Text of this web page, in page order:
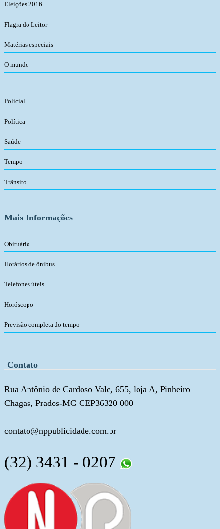
Eleições 2016
Flagra do Leitor
Matérias especiais
O mundo
Policial
Política
Saúde
Tempo
Trânsito
Mais Informações
Obituário
Horários de ônibus
Telefones úteis
Horóscopo
Previsão completa do tempo
Contato
Rua Antônio de Cardoso Vale, 655, loja A, Pinheiro
Chagas, Prados-MG CEP36320 000
contato@nppublicidade.com.br
(32) 3431 - 0207